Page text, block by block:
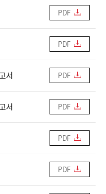
PDF
PDF
서 PDF
서 PDF
PDF
PDF